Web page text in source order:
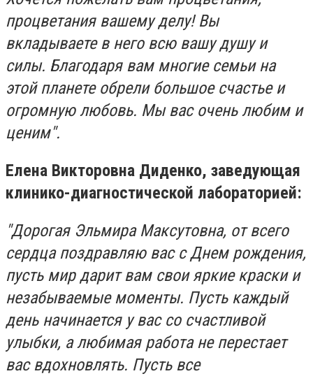
процветания вашему делу! Вы
вкладываете в него всю вашу душу и
силы. Благодаря вам многие семьи на
этой планете обрели большое счастье и
огромную любовь. Мы вас очень любим и
ценим".
Елена Викторовна Диденко, заведующая
клинико-диагностической лабораторией:
"Дорогая Эльмира Максутовна, от всего
сердца поздравляю вас с Днем рождения,
пусть мир дарит вам свои яркие краски и
незабываемые моменты. Пусть каждый
день начинается у вас со счастливой
улыбки, а любимая работа не перестает
вас вдохновлять. Пусть все